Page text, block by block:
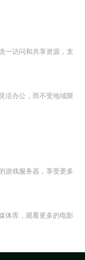
一访问和共享资源，支
活办公，而不受地域限
游戏服务器，享受更多
体库，观看更多的电影